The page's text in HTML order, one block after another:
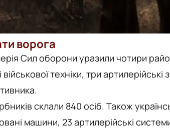
ворога
Сил оборони уразили чотири
техніки, три артилерійські
склали 840 осіб. Також
машини, 23 артилерійські